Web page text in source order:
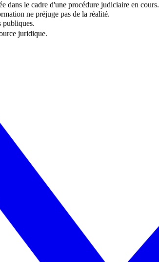
dans le cadre d'une procédure judiciaire en cours.
ne préjuge pas de la réalité.
publiques.
juridique.